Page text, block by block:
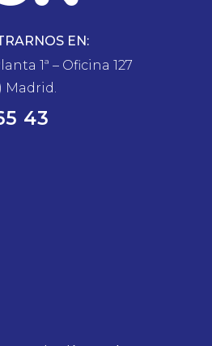
EN:
1ª – Oficina 127
Madrid.
43